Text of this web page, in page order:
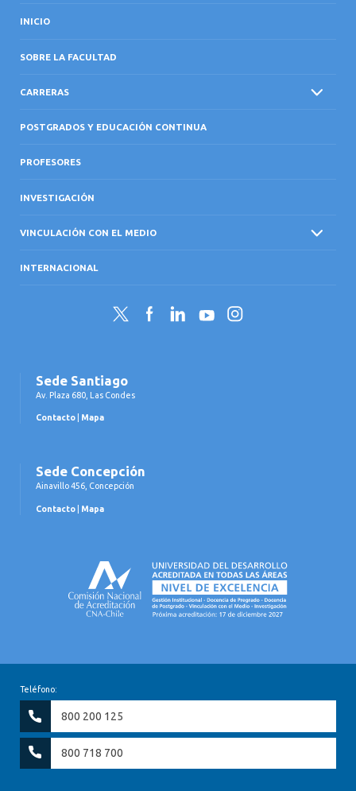
INICIO
SOBRE LA FACULTAD
CARRERAS
POSTGRADOS Y EDUCACIÓN CONTINUA
PROFESORES
INVESTIGACIÓN
VINCULACIÓN CON EL MEDIO
INTERNACIONAL
Twitter FacebookLinkedInYouTubeInstagram
Sede Santiago
Av. Plaza 680, Las Condes
Contacto Mapa
Sede Concepción
Ainavillo 456, Concepción
Contacto Mapa
Teléfono:
800 200 125
800 718 700